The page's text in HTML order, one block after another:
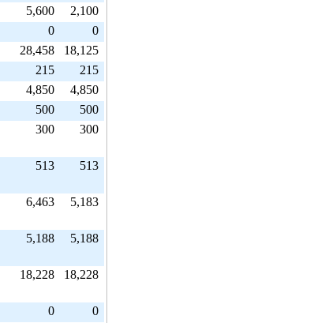
5,600
2,100
0
0
28,458
18,125
215
215
4,850
4,850
500
500
300 300
513 513
6,463 5,183
5,188 5,188
18,228 18,228
0
0